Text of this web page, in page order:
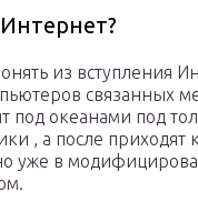
из вступления
связанных
под океанами под
, а после приходят к
уже в